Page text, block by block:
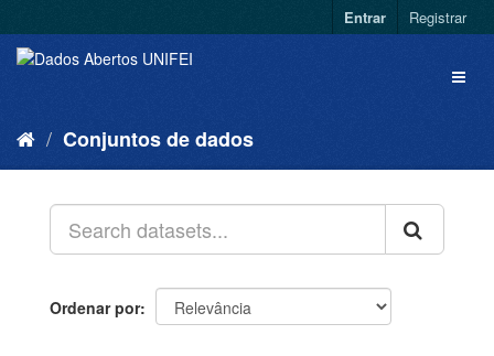
Entrar Registrar
Conjuntos de dados
Ordenar por